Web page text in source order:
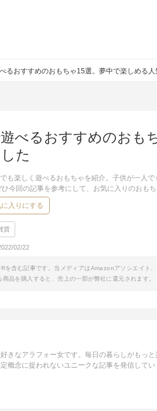
るおすすめのおもちゃ15選。夢中で楽しめる
べるおすすめのおも
た
も楽しく遊べるおもちゃを紹介。子供が一人
ひ今回の記事を参考にして、お気に入りのおも
に入りにする
貨
02/22
を含む記事です。当メディアはAmazonアソシエイト
商品を購入すると、売上の一部が弊社に還元されます。
きなアラフォー女です。毎日の暮らしがもっ
概念に捉われないユニークな記事を発信してい